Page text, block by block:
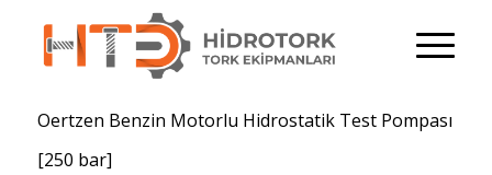
Oertzen Benzin Motorlu Hidrostatik Test Pompası
[250 bar]